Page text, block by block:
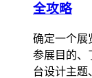
全攻略
确定一个展
参展目的、
台设计主题